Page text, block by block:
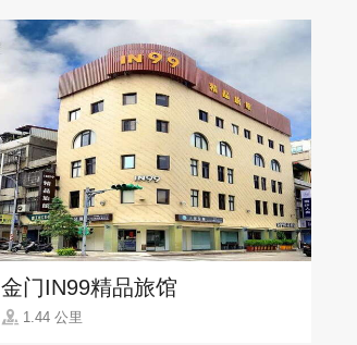
金门IN99精品旅馆
1.44 公里